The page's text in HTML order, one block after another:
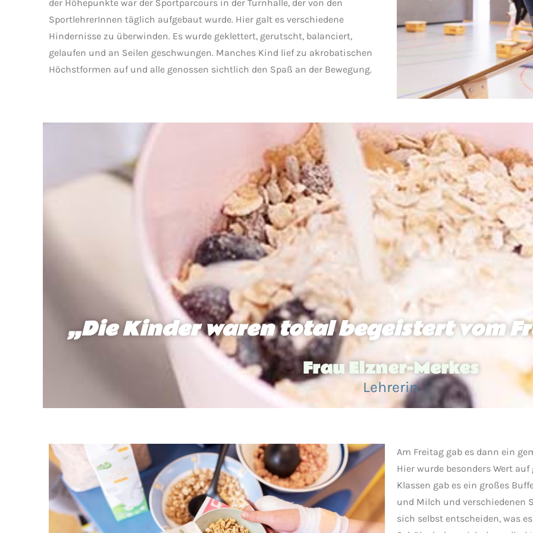
der Höhepunkte war der Sportparcours in der Turnhalle, der von den
SportlehrerInnen täglich aufgebaut wurde. Hier galt es verschiedene
Hindernisse zu überwinden. Es wurde geklettert, gerutscht, balanciert,
gelaufen und an Seilen geschwungen. Manches Kind lief zu akrobatischen
Höchstformen auf und alle genossen sichtlich den Spaß an der Bewegung.
„Die Kinder waren total begeistert vom
Frau Elzner-Merkes
Lehrerin
Am Freitag gab es dann ein
Hier wurde besonders Wert
Klassen gab es ein großes
und Milch und verschiedenen
sich selbst entscheiden, was